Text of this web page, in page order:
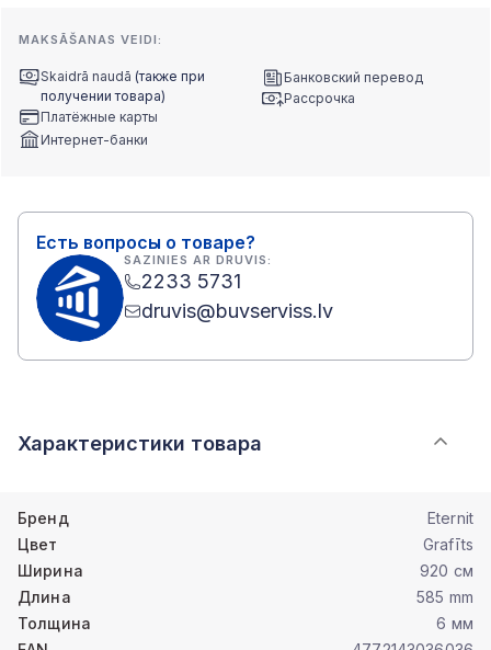
MAKSĀŠANAS VEIDI:
Skaidrā naudā (также при
получении товара)
Платёжные карты
Интернет-банки
Банковский перевод
Рассрочка
Есть вопросы о товаре?
SAZINIES AR DRUVIS:
2233 5731
druvis@buvserviss.lv
Характеристики товара
Бренд
Eternit
Цвет
Grafīts
Ширина
920 см
Длина
585 mm
Толщина
6 мм